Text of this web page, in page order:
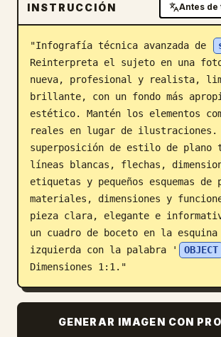
Blog
Actualizaciones
INSTRUCCIÓN Antes
"Infografía técnica avanzada de
Reinterpreta el sujeto en una
nueva, profesional y realista,
brillante, con un fondo más
estético. Mantén los elementos
reales en lugar de ilustraciones.
superposición de estilo de plano
líneas blancas, flechas,
etiquetas y pequeños esquemas de
materiales, dimensiones y
pieza clara, elegante e
un cuadro de boceto en la
izquierda con la palabra '
OBJECT
Dimensiones 1:1."
GENERAR IMAGEN CON